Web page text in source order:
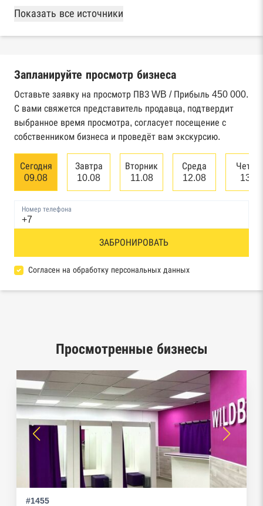
База Росстата
Реестры ЕГРЮЛ и ЕГРИП Федеральной
Реестр государственных контрактов
Федерального казначейства
Картотека арбитражных дел Высшего
арбитражного суда
Единый федеральный реестр сведений о
банкротстве юридических лиц
банкротстве физических лиц
Реестр товарных знаков и знаков обслуживания
Роспатента
ценных бумаг
Росздравнадзор, Рособрнадзор, Роскомнадзор,
Роспотребнадзор, Росприроднадзор,
Ростехнадзор
Реестр плановых проверок Реестр
недобросовестных поставщиков
Реестры особых адресов ФНС
Показать все источники
Запланируйте просмотр бизнеса
Оставьте заявку на просмотр ПВЗ WB / Прибыль 450 000.
С вами свяжется представитель продавца, подтвердит
выбранное время просмотра, согласует посещение с
собственником бизнеса и проведёт вам экскурсию.
Сегодня
09.08
Завтра
10.08
Вторник
11.08
Среда
12.08
13.08
Номер телефона
ЗАБРОНИРОВАТЬ
Согласен на обработку персональных данных
Просмотренные бизнесы
#1455